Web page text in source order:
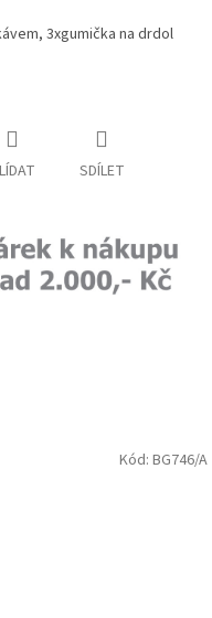
3xgumička na drdol
SDÍLET
Kód: BG746/A